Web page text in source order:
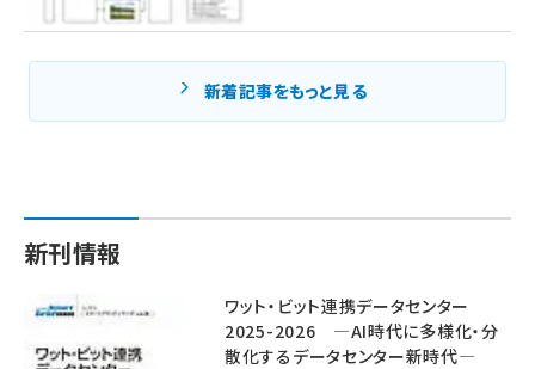
新着記事をもっと見る
新刊情報
ワット・ビット連携データセンター
2025-2026 ―AI時代に多様化・分
散化するデータセンター新時代―